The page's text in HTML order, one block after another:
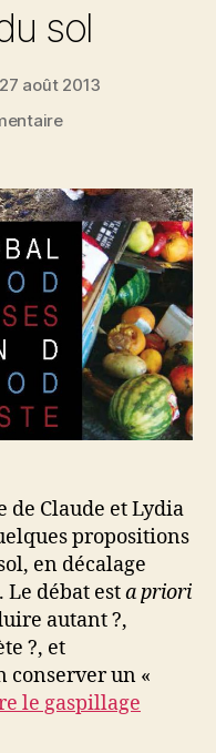
sol
27 août 2013
sur
du
sol
de Claude et Lydia
propositions
en décalage
Le débat esta priori
autant ?,
?, et
conserver un «
le gaspillage